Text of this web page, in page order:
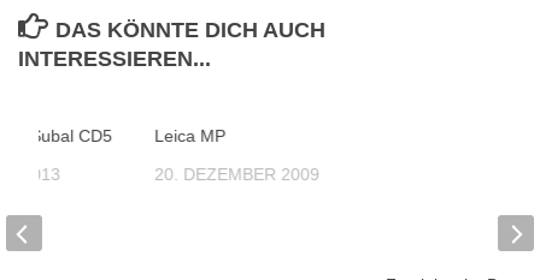
DAS KÖNNTE DICH AUCH
INTERESSIEREN...
Leica MP
20. DEZEMBER 2009
Subal CD5
2013